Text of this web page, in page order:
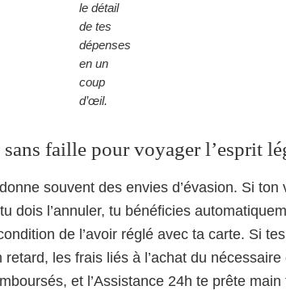
le détail
de tes
dépenses
en un
coup
d’œil.
faille pour voyager l’esprit
souvent des envies d’évasion. Si ton
dois l’annuler, tu bénéficies
de l’avoir réglé avec ta carte. Si tes
retard, les frais liés à l’achat du nécessaire
et l’Assistance 24h te prête main